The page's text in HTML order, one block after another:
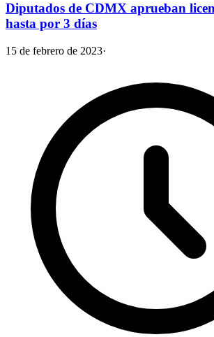
Diputados de CDMX aprueban
hasta por 3 días
15 de febrero de 2023·